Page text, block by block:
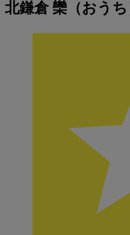
北鎌倉 欒（おう